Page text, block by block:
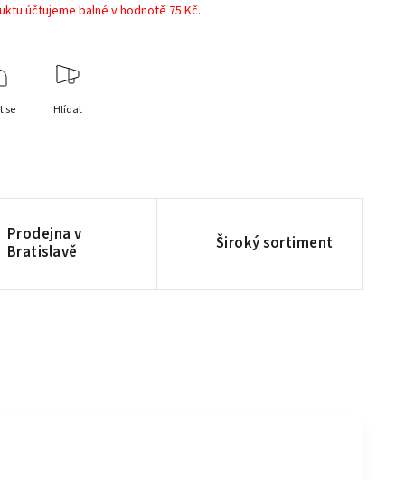
účtujeme balné v hodnotě 75 Kč.
se Hlídat
Prodejna v
Bratislavě
Široký sortiment